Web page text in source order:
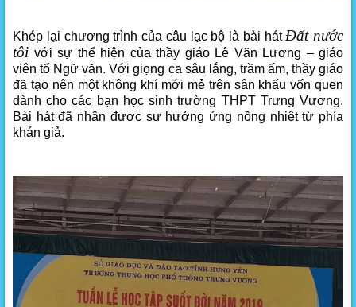
Khép lại chương trình của câu lạc bộ là bài hátĐất nước
tôi với sự thể hiện của thầy giáo Lê Văn Lương – giáo
viên tổ Ngữ văn. Với giọng ca sâu lắng, trầm ấm, thầy giáo
đã tạo nên một không khí mới mẻ trên sân khấu vốn quen
dành cho các bạn học sinh trường THPT Trưng Vương.
Bài hát đã nhận được sự hưởng ứng nồng nhiệt từ phía
khán giả.